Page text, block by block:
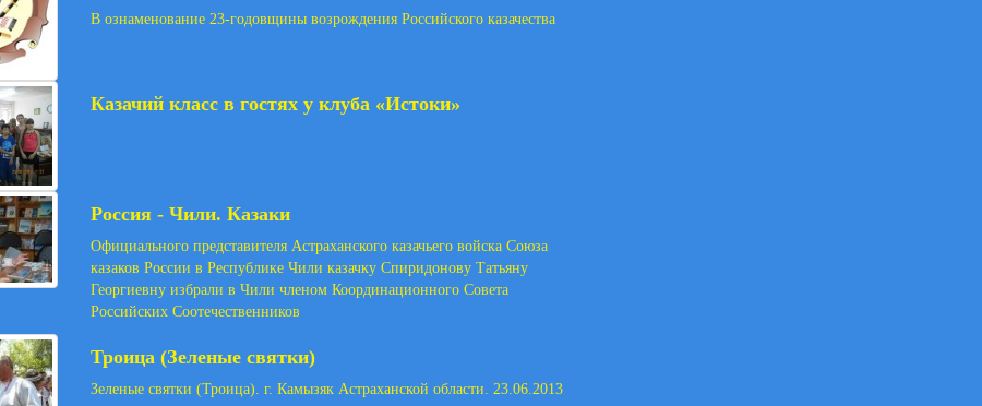
В ознаменование 23-годовщины возрождения Российского казачества
Казачий класс в гостях у клуба «Истоки»
Россия - Чили. Казаки
Официального представителя Астраханского казачьего войска Союза
казаков России в Республике Чили казачку Спиридонову Татьяну
Георгиевну избрали в Чили членом Координационного Совета
Российских Соотечественников
Троица (Зеленые святки)
Зеленые святки (Троица). г. Камызяк Астраханской области. 23.06.2013